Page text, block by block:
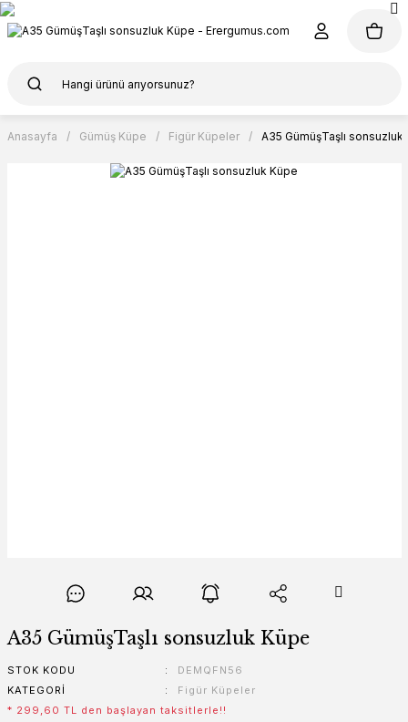
Anasayfa Gümüş Küpe Figür Küpeler A35 GümüşTaşlı sonsuzluk
A35 GümüşTaşlı sonsuzluk Küpe
STOK KODU
DEMQFN56
KATEGORI
Figür Küpeler
* 299,60 TL den başlayan taksitlerle!!